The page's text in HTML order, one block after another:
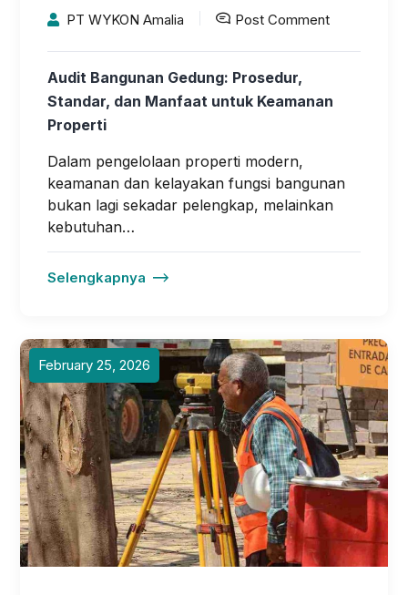
PT WYKON Amalia Post Comment
Audit Bangunan Gedung: Prosedur,
Standar, dan Manfaat untuk Keamanan
Properti
Dalam pengelolaan properti modern,
keamanan dan kelayakan fungsi bangunan
bukan lagi sekadar pelengkap, melainkan
kebutuhan…
Selengkapnya
February 25, 2026